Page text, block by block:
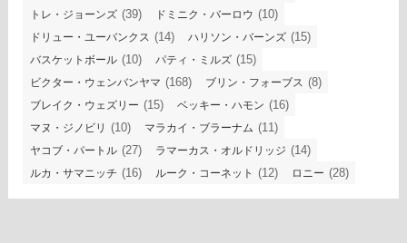
トレ・ジョーンズ (39) ドミニク・バーロウ (10)
ドリュー・ユーバンクス (14) ハリソン・バーンズ (15)
バスケットボール (10) パティ・ミルズ (15)
ビクター・ウェンバンヤマ (168) ブリン・フォーブス (8)
ブレイク・ウェズリー (15) ベッキー・ハモン (16)
マヌ・ジノビリ (10) マラカイ・ブラーナム (11)
ヤコブ・パートル (27) ラマーカス・オルドリッジ (14)
ルカ・サマニッチ (16) ルーク・コーネット (12) ロニー (28)